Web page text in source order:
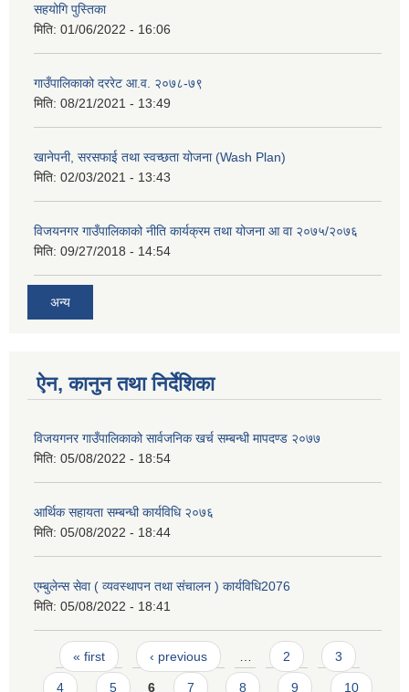
सहयोगि पुस्तिका
मिति: 01/06/2022 - 16:06
गाउँपालिकाको दररेट आ.व. २०७८-७९
मिति: 08/21/2021 - 13:49
खानेपनी, सरसफाई तथा स्वच्छता योजना (Wash Plan)
मिति: 02/03/2021 - 13:43
विजयनगर गाउँपालिकाको नीति कार्यक्रम तथा योजना आ वा २०७५/२०७६
मिति: 09/27/2018 - 14:54
अन्य
ऐन, कानुन तथा निर्देशिका
विजयगनर गाउँपालिकाको सार्वजनिक खर्च सम्बन्धी मापदण्ड २०७७
मिति: 05/08/2022 - 18:54
आर्थिक सहायता सम्बन्धी कार्यविधि २०७६
मिति: 05/08/2022 - 18:44
एम्बुलेन्स सेवा ( व्यवस्थापन तथा संचालन ) कार्यविधि2076
मिति: 05/08/2022 - 18:41
Pages
« first ‹ previous 2 3
4 5 6 7 8 9 10